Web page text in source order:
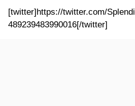
[twitter]https://twitter.com/
489239483990016[/twitter]